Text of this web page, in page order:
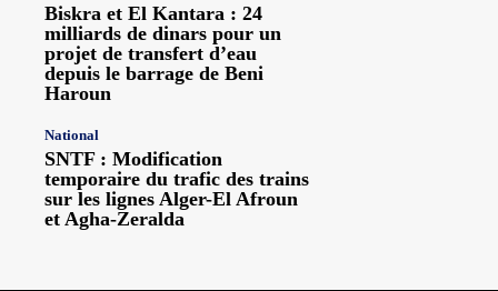
Biskra et El Kantara : 24
milliards de dinars pour un
projet de transfert d’eau
depuis le barrage de Beni
Haroun
National
SNTF : Modification
temporaire du trafic des trains
sur les lignes Alger-El Afroun
et Agha-Zeralda